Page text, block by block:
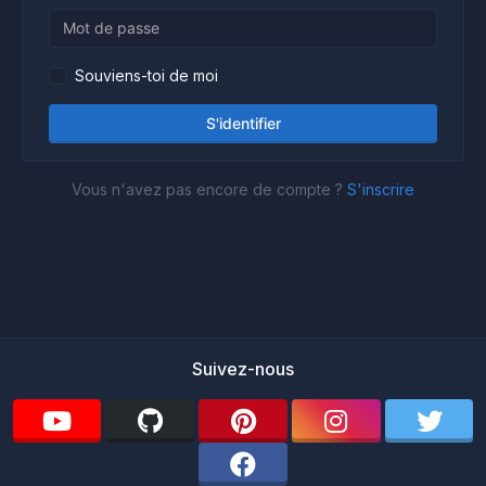
Souviens-toi de moi
S'identifier
Vous n'avez pas encore de compte ? S'inscrire
Suivez-nous